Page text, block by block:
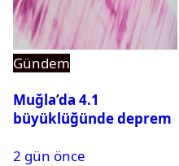
Gündem
Muğla’da 4.1
büyüklüğünde deprem
2 gün önce